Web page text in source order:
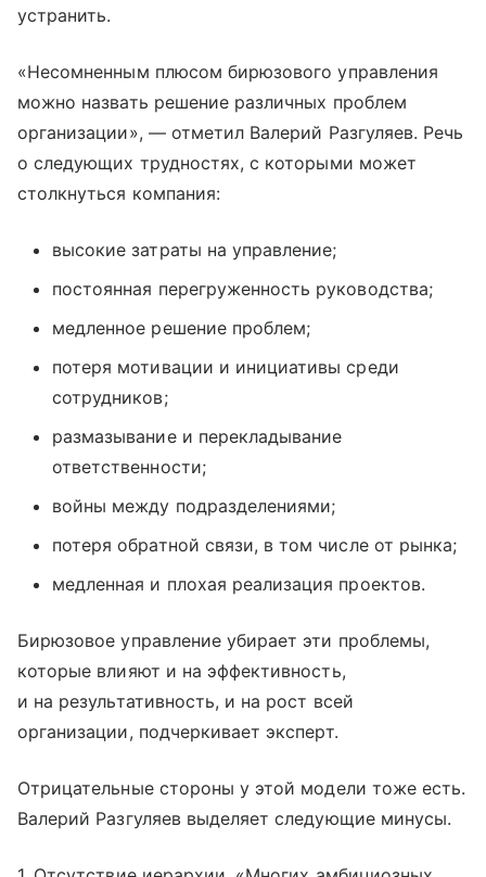
устранить.
«Несомненным плюсом бирюзового управления
можно назвать решение различных проблем
организации», — отметил Валерий Разгуляев. Речь
о следующих трудностях, с которыми может
столкнуться компания:
высокие затраты на управление;
постоянная перегруженность руководства;
медленное решение проблем;
потеря мотивации и инициативы среди
сотрудников;
размазывание и перекладывание
ответственности;
войны между подразделениями;
потеря обратной связи, в том числе от рынка;
медленная и плохая реализация проектов.
Бирюзовое управление убирает эти проблемы,
которые влияют и на эффективность,
и на результативность, и на рост всей
организации, подчеркивает эксперт.
Отрицательные стороны у этой модели тоже есть.
Валерий Разгуляев выделяет следующие минусы.